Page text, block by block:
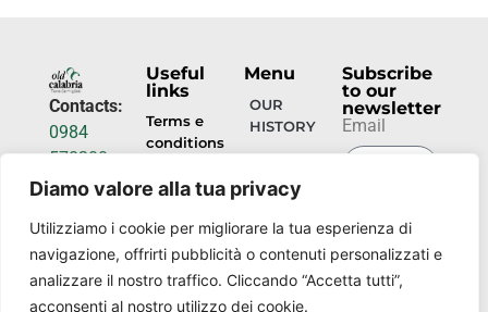
Diamo valore alla tua privacy
Utilizziamo i cookie per migliorare la tua esperienza di
navigazione, offrirti pubblicità o contenuti personalizzati e
analizzare il nostro traffico. Cliccando “Accetta tutti”,
acconsenti al nostro utilizzo dei cookie.
Contacts:
0984
578200
info@torrecamigliati.it
Via dei
Camigliati,
18, 87052
Camigliatello
Useful
links
Terms e
conditions
Privacy
Menu
OUR
HISTORY
OUR
PLACES
Subscribe
to our
newsletter
Email
NOW